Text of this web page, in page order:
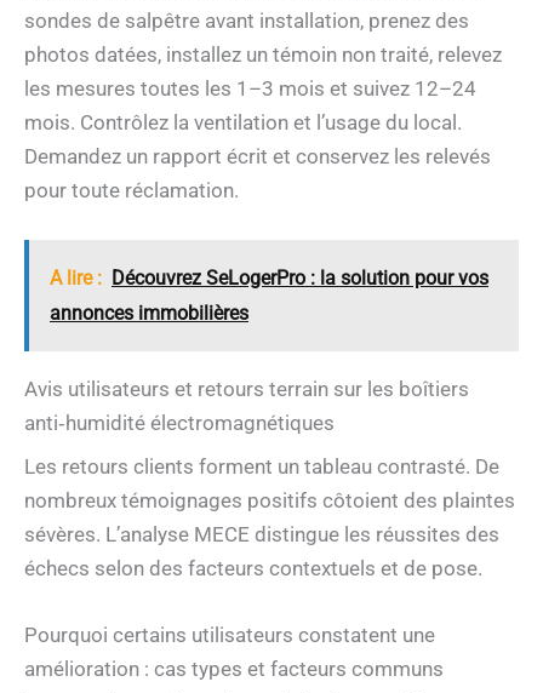
sondes de salpêtre avant installation, prenez des
photos datées, installez un témoin non traité, relevez
les mesures toutes les 1–3 mois et suivez 12–24
mois. Contrôlez la ventilation et l’usage du local.
Demandez un rapport écrit et conservez les relevés
pour toute réclamation.
A lire : Découvrez SeLogerPro : la solution pour vos
annonces immobilières
Avis utilisateurs et retours terrain sur les boîtiers
anti‑humidité électromagnétiques
Les retours clients forment un tableau contrasté. De
nombreux témoignages positifs côtoient des plaintes
sévères. L’analyse MECE distingue les réussites des
échecs selon des facteurs contextuels et de pose.
Pourquoi certains utilisateurs constatent une
amélioration : cas types et facteurs communs